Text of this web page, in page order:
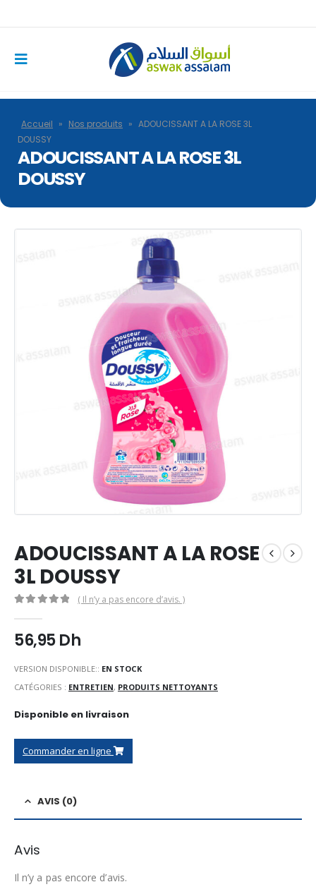
Accueil » Nos produits » ADOUCISSANT A LA ROSE 3L
DOUSSY
ADOUCISSANT A LA ROSE 3L
DOUSSY
ADOUCISSANT A LA ROSE
3L DOUSSY
( Il n’y a pas encore d’avis. )
56,95Dh
VERSION DISPONIBLE:: EN STOCK
CATÉGORIES : ENTRETIEN, PRODUITS NETTOYANTS
Disponible en livraison
Commander en ligne
AVIS (0)
Avis
Il n’y a pas encore d’avis.